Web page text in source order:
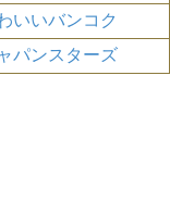
いいバンコク
パンスターズ